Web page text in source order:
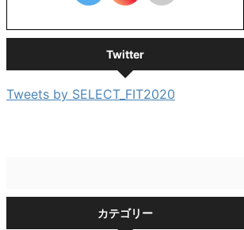
Twitter
Tweets by SELECT_FIT2020
カテゴリー